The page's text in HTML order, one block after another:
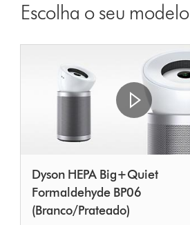
Escolha o seu modelo
Dyson HEPA Big+Quiet
Formaldehyde BP06
(Branco/Prateado)